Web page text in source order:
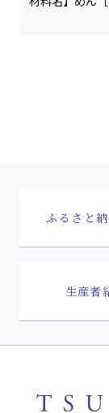
ふるさと
生産者